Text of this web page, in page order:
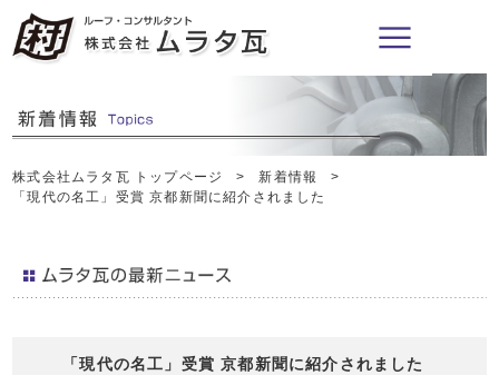
株式会社ムラタ瓦 トップページ
新着情報
「現代の名工」受賞 京都新聞に紹介されました
「現代の名工」受賞 京都新聞に紹介されました